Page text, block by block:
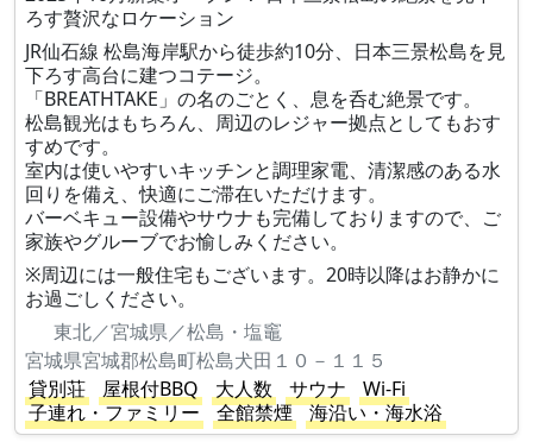
ろす贅沢なロケーション
JR仙石線 松島海岸駅から徒歩約10分、日本三景松島を見
下ろす高台に建つコテージ。
「BREATHTAKE」の名のごとく、息を呑む絶景です。
松島観光はもちろん、周辺のレジャー拠点としてもおす
すめです。
室内は使いやすいキッチンと調理家電、清潔感のある水
回りを備え、快適にご滞在いただけます。
バーベキュー設備やサウナも完備しておりますので、ご
家族やグルーブでお愉しみください。
※周辺には一般住宅もございます。20時以降はお静かに
お過ごしください。
東北／宮城県／松島・塩竈
宮城県宮城郡松島町松島犬田１０－１１５
貸別荘
屋根付BBQ 大人数 サウナ
Wi-Fi
子連れ・ファミリー
全館禁煙 海沿い・海水浴